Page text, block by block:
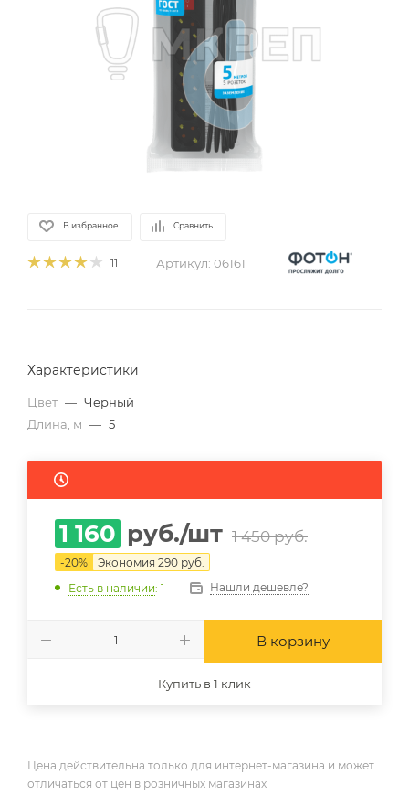
В избранное Сравнить
11 Артикул: 06161
Характеристики
Цвет — Черный
Длина, м — 5
1 160 руб./шт 1 450руб.
-20% Экономия 290 руб.
Есть в наличии: 1 Нашли дешевле?
В корзину
Купить в 1 клик
Цена действительна только для интернет-магазина и может
отличаться от цен в розничных магазинах